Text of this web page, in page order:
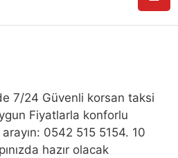
7/24 Güvenli korsan taksi
Fiyatlarla konforlu
0542 515 5154. 10
hazır olacak